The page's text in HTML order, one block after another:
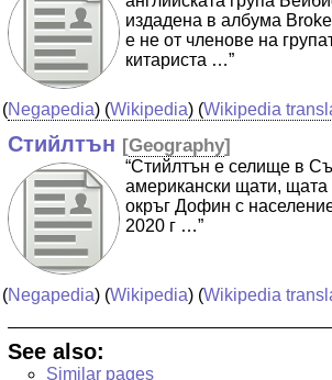
издадена в албума
е не от членове на
китариста …”
(Negapedia) (Wikipedia) (Wikipedia
Стийлтън [Geography]
“Стийлтън е селище в
американски щати,
окръг Дофин с
2020 г …”
(Negapedia) (Wikipedia) (Wikipedia
See also:
Similar pages